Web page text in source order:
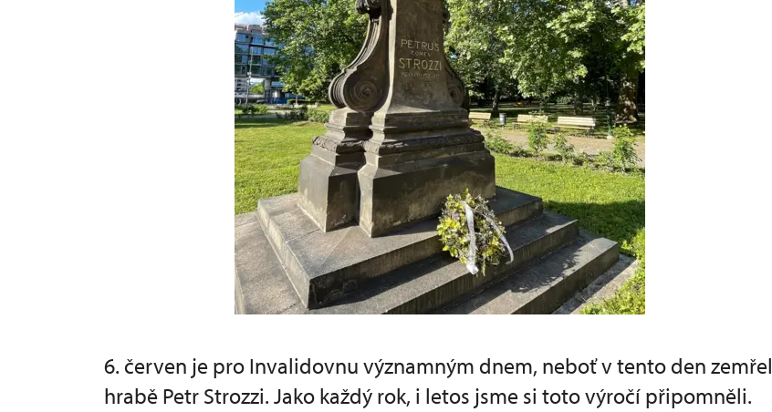
6. červen je pro Invalidovnu významným dnem, neboť v tento den zemřel
hrabě Petr Strozzi. Jako každý rok, i letos jsme si toto výročí připomněli.